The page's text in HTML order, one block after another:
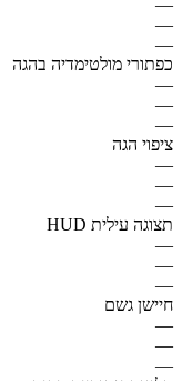
—
—
כפתורי מולטימדיה בהגה
—
—
—
ציפוי הגה
—
—
—
תצוגה עילית HUD
—
—
—
חיישן גשם
—
—
—